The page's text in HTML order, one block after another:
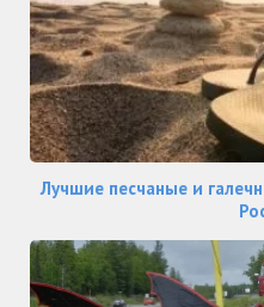
Лучшие песчаные и